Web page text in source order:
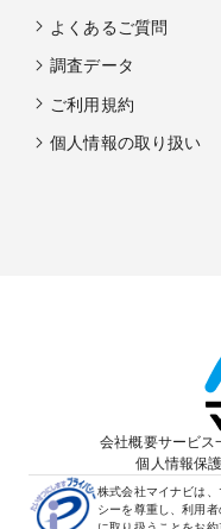
よくあるご質問
調査データ
ご利用規約
個人情報の取り扱い
会社概要サービス
個人情報保
株式会社マイナビは
シーを尊重し、利用